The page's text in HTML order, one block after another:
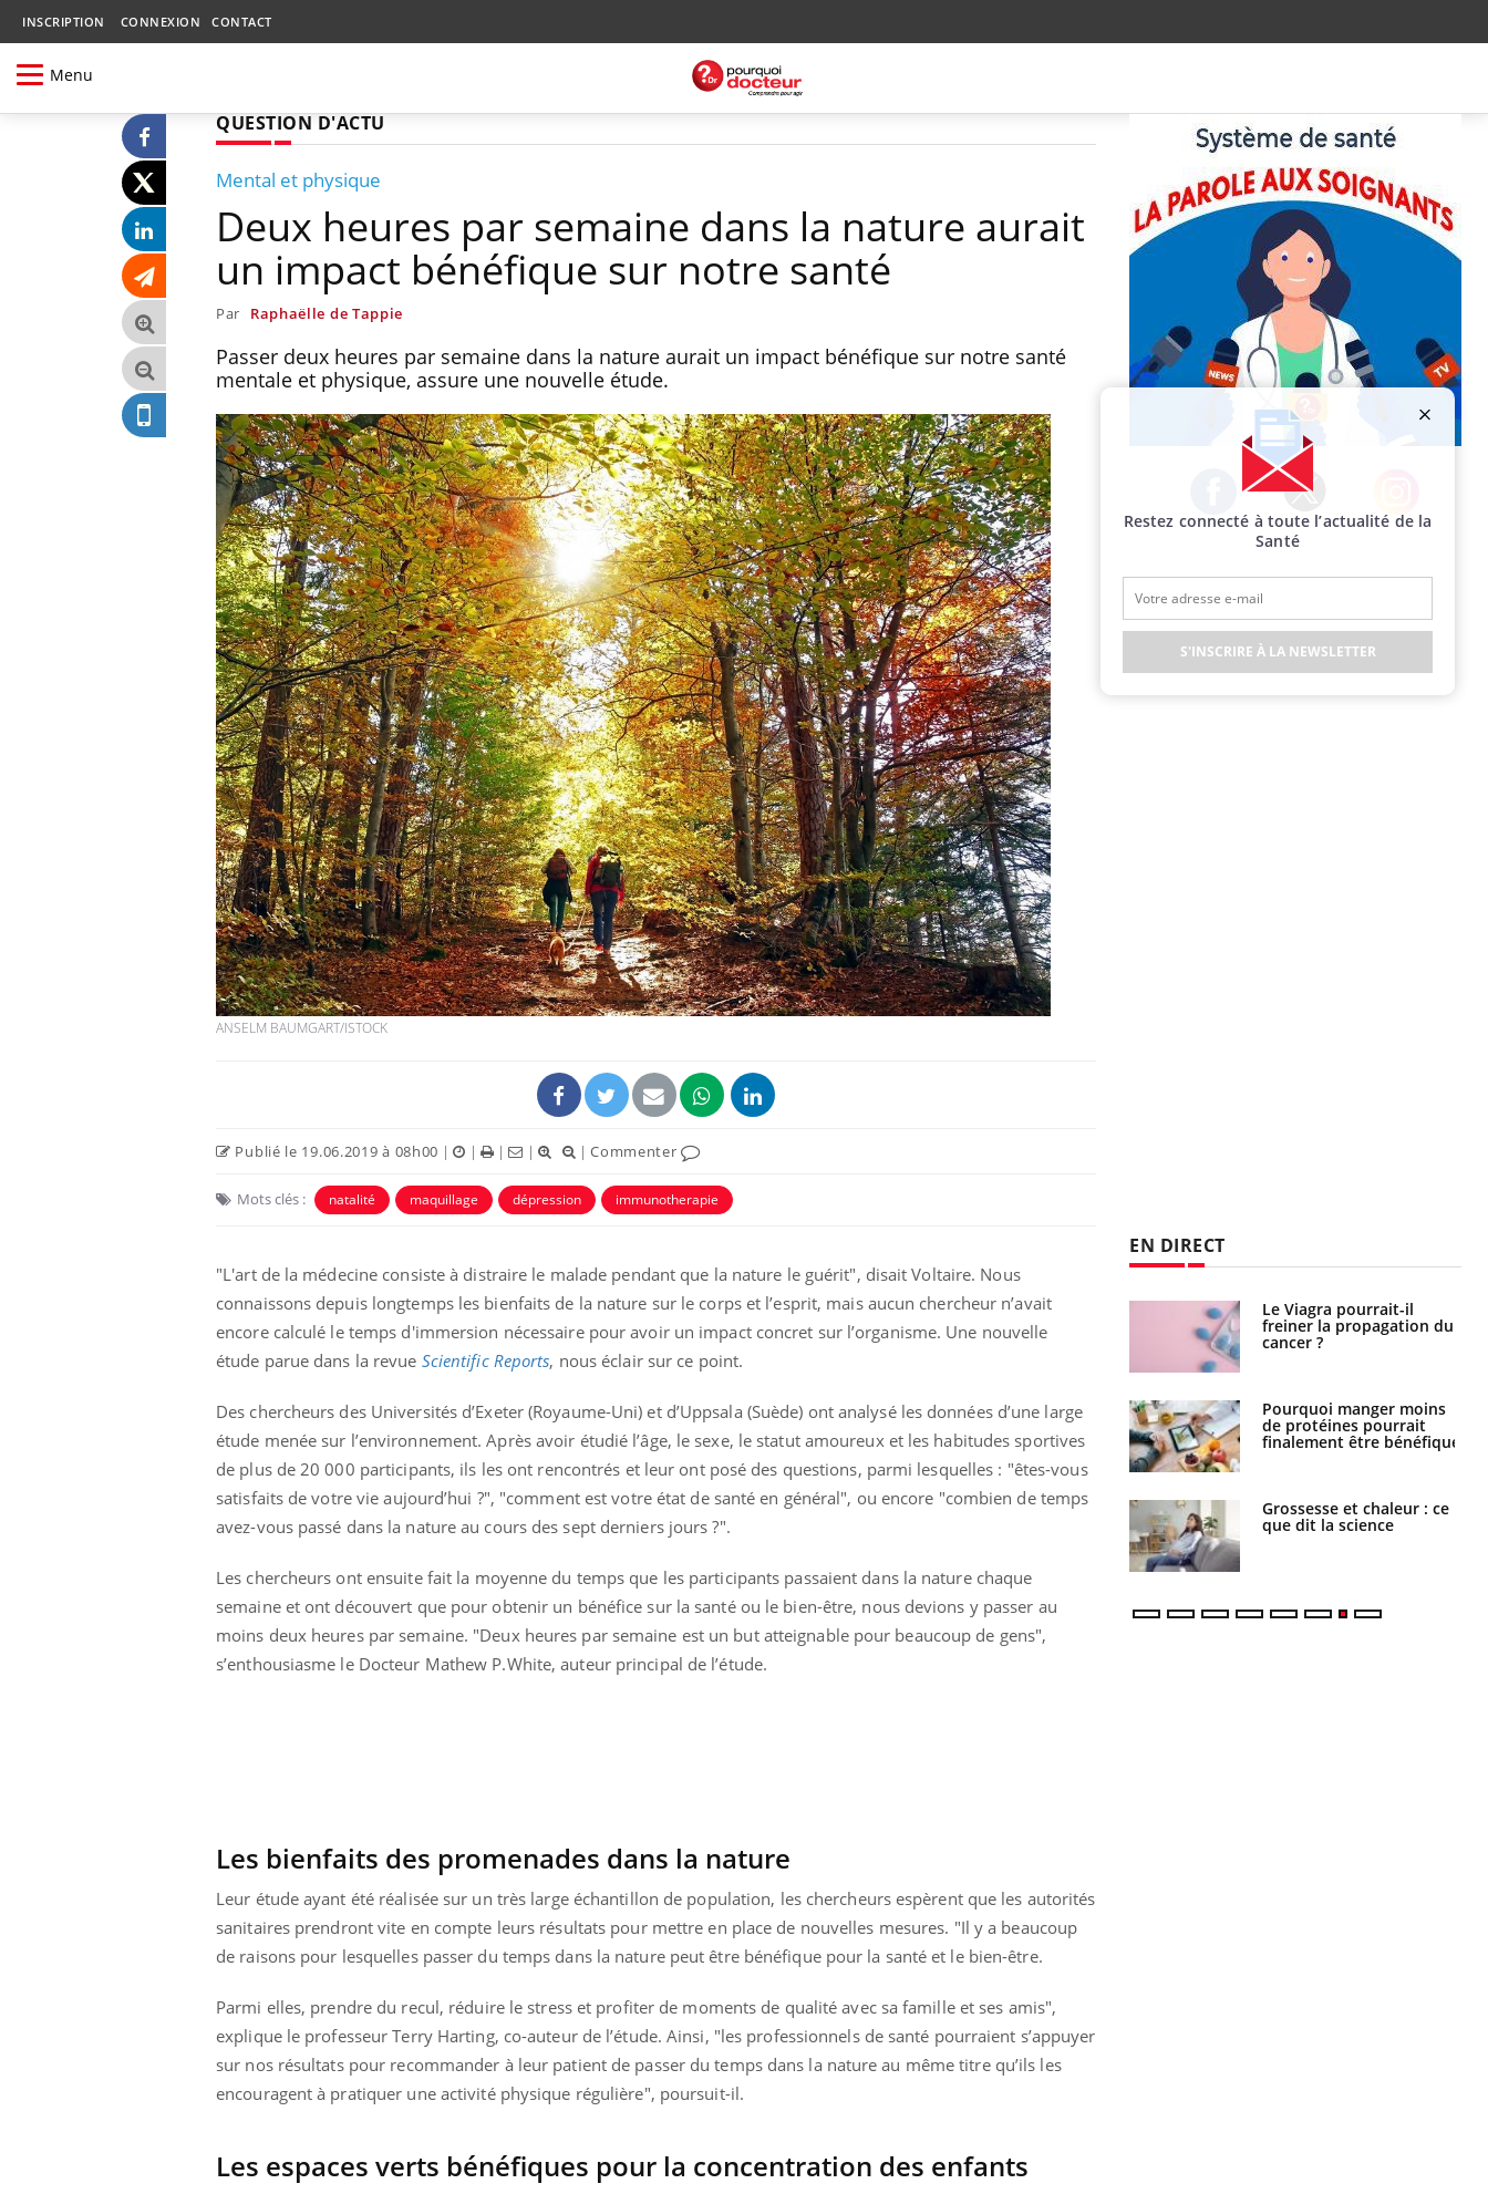
INSCRIPTION CONNEXION CONTACT
Menu
QUESTION D'ACTU
Mental et physique
Deux heures par semaine dans la nature aurait
un impact bénéfique sur notre santé
Par Raphaëlle de Tappie
Passer deux heures par semaine dans la nature aurait un impact bénéfique sur notre santé
mentale et physique, assure une nouvelle étude.
ANSELM BAUMGART/ISTOCK
Publié le 19.06.2019 à 08h00 | | | | |Commenter
Mots clés : natalité maquillage dépression immunotherapie
"L'art de la médecine consiste à distraire le malade pendant que la nature le guérit", disait Voltaire. Nous
connaissons depuis longtemps les bienfaits de la nature sur le corps et l’esprit, mais aucun chercheur n’avait
encore calculé le temps d'immersion nécessaire pour avoir un impact concret sur l’organisme. Une nouvelle
étude parue dans la revue Scientific Reports, nous éclair sur ce point.
Des chercheurs des Universités d’Exeter (Royaume-Uni) et d’Uppsala (Suède) ont analysé les données d’une large
étude menée sur l’environnement. Après avoir étudié l’âge, le sexe, le statut amoureux et les habitudes sportives
de plus de 20 000 participants, ils les ont rencontrés et leur ont posé des questions, parmi lesquelles : "êtes-vous
satisfaits de votre vie aujourd’hui ?", "comment est votre état de santé en général", ou encore "combien de temps
avez-vous passé dans la nature au cours des sept derniers jours ?".
Les chercheurs ont ensuite fait la moyenne du temps que les participants passaient dans la nature chaque
semaine et ont découvert que pour obtenir un bénéfice sur la santé ou le bien-être, nous devions y passer au
moins deux heures par semaine. "Deux heures par semaine est un but atteignable pour beaucoup de gens",
s’enthousiasme le Docteur Mathew P.White, auteur principal de l’étude.
Les bienfaits des promenades dans la nature
Leur étude ayant été réalisée sur un très large échantillon de population, les chercheurs espèrent que les autorités
sanitaires prendront vite en compte leurs résultats pour mettre en place de nouvelles mesures. "Il y a beaucoup
de raisons pour lesquelles passer du temps dans la nature peut être bénéfique pour la santé et le bien-être.
Parmi elles, prendre du recul, réduire le stress et profiter de moments de qualité avec sa famille et ses amis",
explique le professeur Terry Harting, co-auteur de l’étude. Ainsi, "les professionnels de santé pourraient s’appuyer
sur nos résultats pour recommander à leur patient de passer du temps dans la nature au même titre qu’ils les
encouragent à pratiquer une activité physique régulière", poursuit-il.
Les espaces verts bénéfiques pour la concentration des enfants
Facebook Twitter Instagram
EN DIRECT
Toujours connectés :
comment le travail
empiète de plus en plus
sur nos soirées
Cancer colorectal : une
stratégie simple aurait
changé la donne au Pays
basque
Chikungunya, dengue,
West Nile : que se passe-
t-il dans le sud de la
Les médicaments GLP-1
protègent-ils aussi les os
?
Cytomégalovirus : ce qui
change dans la prise en
charge des femmes
enceintes
La sieste empêche-t-elle
de dormir la nuit ?
VIH : la fin du comprimé
tous les jours se profile-t-
elle enfin ?
Pourquoi votre ventre
gâche-t-il les premiers
jours de vos vacances ?
Fortes chaleurs :
Le Viagra pourrait-il
freiner la propagation du
cancer ?
Pourquoi manger moins
de protéines pourrait
finalement être bénéfique
Grossesse et chaleur : ce
que dit la science
Restez connecté à toute l’actualité de la
Santé
S'INSCRIRE À LA NEWSLETTER